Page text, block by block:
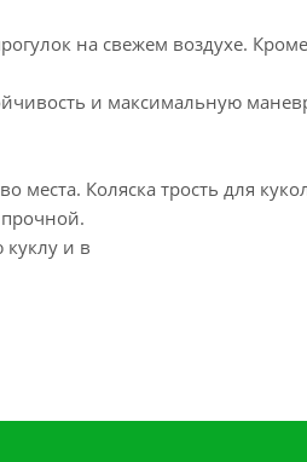
на свежем воздухе. Кроме
и максимальную
места. Коляска трость для
куклу и в